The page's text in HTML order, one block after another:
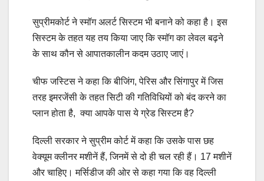
सुप्रीमकोर्ट ने स्मॉग अलर्ट सिस्टम भी बनाने को कहा है। इस
सिस्टम के तहत यह तय किया जाए कि स्मॉग का लेवल बढ़ने
के साथ कौन से आपातकालीन कदम उठाए जाएं।
चीफ जस्टिस ने कहा कि बीजिंग, पेरिस और सिंगापुर में जिस
तरह इमरजेंसी के तहत सिटी की गतिविधियों को बंद करने का
प्लान होता है, क्या आपके पास ये ग्रेड सिस्टम है?
दिल्ली सरकार ने सुप्रीम कोर्ट में कहा कि उसके पास छह
वेक्यूम क्लीनर मशीनें हैं, जिनमें से दो ही चल रही हैं। 17 मशीनें
और चाहिए। मर्सिडीज की ओर से कहा गया कि वह दिल्ली